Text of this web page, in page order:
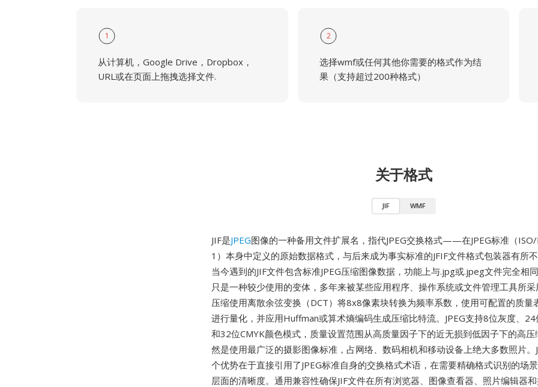
1
从计算机，Google Drive，Dropbox，
URL或在页面上拖拽选择文件.
2
选择wmf或任何其他你需要的格式作为结
果（支持超过200种格式）
关于格式
JIF WMF
JIF是JPEG图像的一种备用文件扩展名，指代JPEG交换格式——在JPEG标准（
1）本身中定义的原始数据格式，与后来成为事实标准的JFIF文件格式包装器有所
当今遇到的JIF文件包含标准JPEG压缩图像数据，功能上与.jpg或.jpeg文件完全
只是一种较少使用的变体，多年来被某些应用程序、操作系统或文件管理工具所采
压缩使用离散余弦变换（DCT）将8x8像素块转换为频率系数，使用可配置的质量
进行量化，并应用Huffman或算术熵编码生成压缩比特流。JPEG支持8位灰度、24
和32位CMYK颜色模式，质量设置范围从高质量因子下的近无损到低因子下的高压
然是使用最广泛的摄影图像标准，占网络、数码相机和移动设备上绝大多数照片。
个优势在于直接引用了JPEG标准自身的交换格式术语，在需要精确格式识别的场
层面的清晰度。通用兼容性确保JIF文件在所有浏览器、图像查看器、照片编辑器